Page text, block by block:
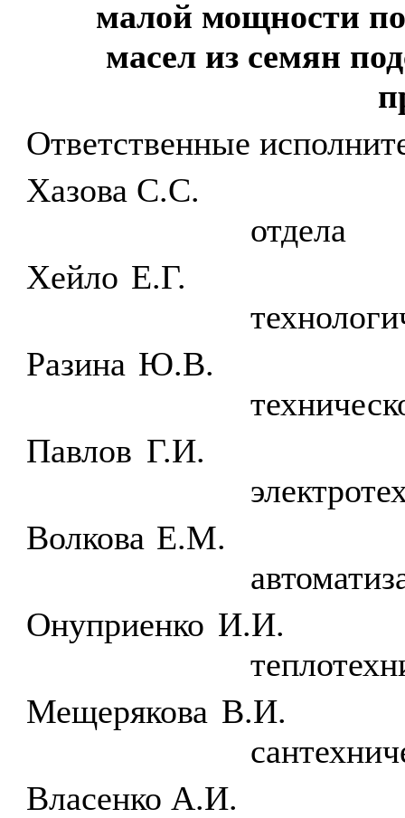
малой мощности
масел из семян
Ответственные
Хазова С.С.
отдела
Хейло Е.Г.
Разина Ю.В.
Павлов Г.И.
Волкова Е.М.
Онуприенко И.И.
Мещерякова В.И.
Власенко А.И.